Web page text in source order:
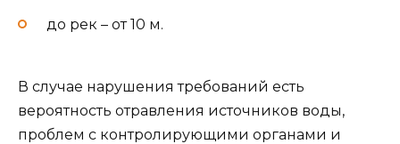
до рек – от 10 м.
В случае нарушения требований есть
вероятность отравления источников воды,
проблем с контролирующими органами и